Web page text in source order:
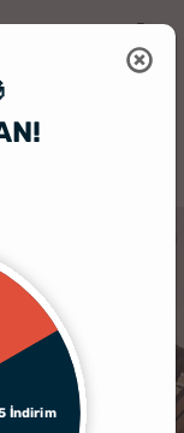
İndirim